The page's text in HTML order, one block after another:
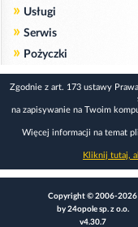
» Usługi
» Serwis
» Pożyczki
Zgodnie z art. 173 ustawy
na zapisywanie na Twoim
Więcej informacji na temat
Kliknij tutaj,
Copyright © 2006-2026
by 24opole sp. z o.o.
v4.30.7